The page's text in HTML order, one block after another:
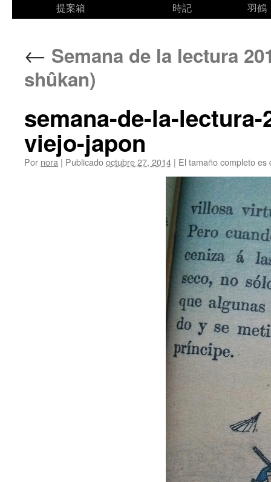
提案箱
時記
羽鶴
← Semana de la lectura
shûkan)
semana-de-la-
viejo-japon
Por nora | Publicadooctubre 27, 2014 | El tamaño completo